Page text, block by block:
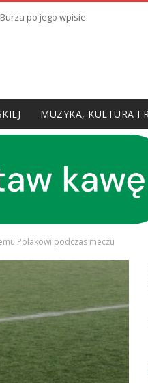
po jego wpisie
MUZYKA, KULTURA I
Polakowi podczas meczu